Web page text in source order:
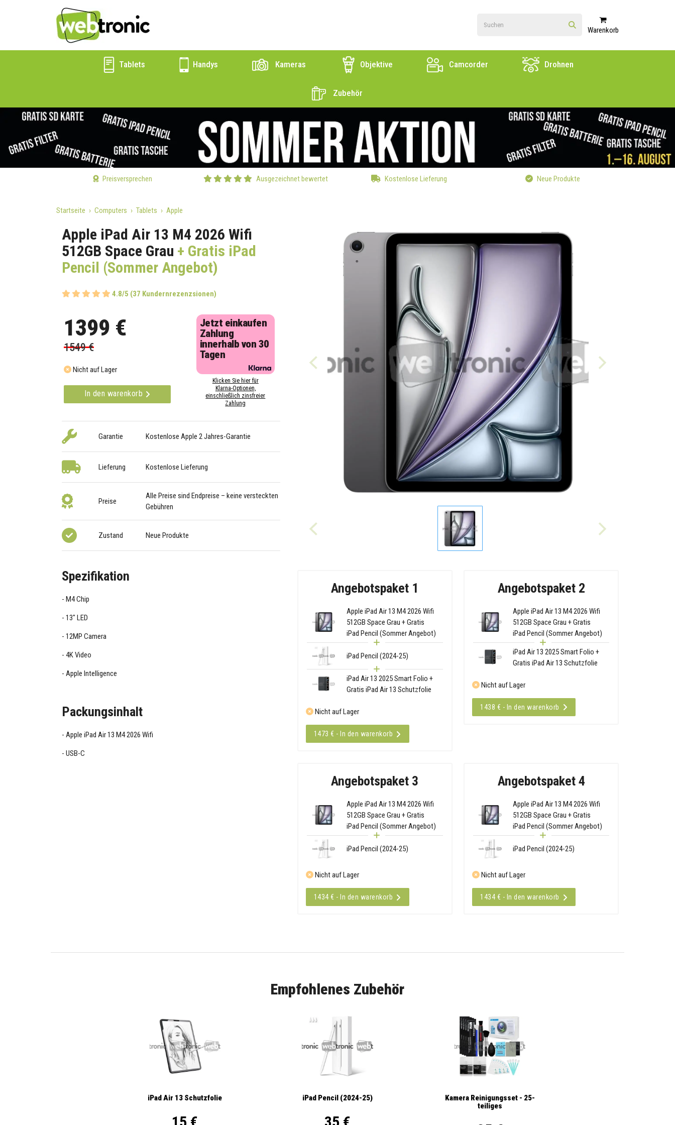
Warenkorb
Tablets Handys Kameras Objektive Camcorder Drohnen
Zubehör
Preisversprechen Ausgezeichnet bewertet Kostenlose Lieferung Neue Produkte
Startseite Computers Tablets Apple
Apple iPad Air 13 M4 2026 Wifi
512GB Space Grau + Gratis iPad
Pencil (Sommer Angebot)
4.8/5 (37 Kundernrezenzsionen)
1399 €
1549 €
Nicht auf Lager
In den warenkorb
Jetzt einkaufen
Zahlung
innerhalb von 30
Tagen
Klicken Sie hier für
Klarna-Optionen,
einschließlich zinsfreier
Zahlung
Garantie Kostenlose Apple 2 Jahres-Garantie
Lieferung Kostenlose Lieferung
Preise
Alle Preise sind Endpreise – keine versteckten
Gebühren
Zustand Neue Produkte
Angebotspaket 1
Apple iPad Air 13 M4 2026 Wifi
512GB Space Grau + Gratis
iPad Pencil (Sommer Angebot)
iPad Pencil (2024-25)
iPad Air 13 2025 Smart Folio +
Gratis iPad Air 13 Schutzfolie
Nicht auf Lager
1473 € - In den warenkorb
Angebotspaket 2
Apple iPad Air 13 M4 2026 Wifi
512GB Space Grau + Gratis
iPad Pencil (Sommer Angebot)
iPad Air 13 2025 Smart Folio +
Gratis iPad Air 13 Schutzfolie
Nicht auf Lager
1438 € - In den warenkorb
Angebotspaket 3
Apple iPad Air 13 M4 2026 Wifi
512GB Space Grau + Gratis
iPad Pencil (Sommer Angebot)
iPad Pencil (2024-25)
Nicht auf Lager
1434 € - In den warenkorb
Angebotspaket 4
Apple iPad Air 13 M4 2026 Wifi
512GB Space Grau + Gratis
iPad Pencil (Sommer Angebot)
iPad Pencil (2024-25)
Nicht auf Lager
1434 € - In den warenkorb
Spezifikation
M4 Chip
13" LED
12MP Camera
4K Video
Apple Intelligence
Packungsinhalt
Apple iPad Air 13 M4 2026 Wifi
USB-C
Empfohlenes Zubehör
iPad Air 13 Schutzfolie iPad Pencil (2024-25)
Kamera Reinigungsset - 25-
teiliges